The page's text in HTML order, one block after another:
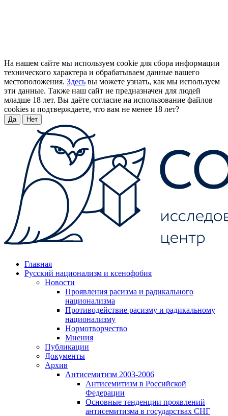
На нашем сайте мы используем cookie для сбора информации
технического характера и обрабатываем данные вашего
местоположения. Здесь вы можете узнать, как мы используем
эти данные. Также наш сайт не предназначен для людей
младше 18 лет. Вы даёте согласие на использование файлов
cookies и подтверждаете, что вам не менее 18 лет?
Да Нет
Главная
Русский национализм и ксенофобия
Новости
Проявления расизма и радикального
национализма
Противодействие расизму и радикальному
национализму
Нормотворчество
Мнения
Публикации
Документы
Архив
Антисемитизм 2003-2006
Антисемитизм в Российской
Федерации
Основные тенденции проявлений
антисемитизма в государствах СНГ